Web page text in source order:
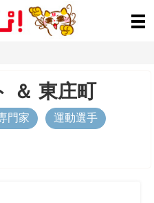
＆ 東庄町
門家 運動選手